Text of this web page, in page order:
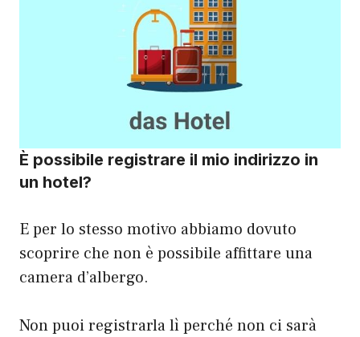
È possibile registrare il mio indirizzo in
un hotel?
E per lo stesso motivo abbiamo dovuto
scoprire che non è possibile affittare una
camera d’albergo.
Non puoi registrarla lì perché non ci sarà